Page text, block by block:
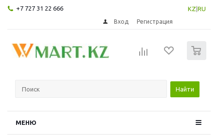
+7 727 31 22 666 KZ RU
Вход Регистрация
Найти
МЕНЮ